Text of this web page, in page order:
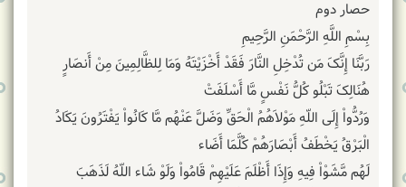
حصار دوم
بِسْمِ اللَّهِ الرَّحْمَنِ الرَّحِیمِ
رَبَّنَا إِنَّکَ مَن تُدْخِلِ النَّارَ فَقَدْ أَخْزَیْتَهُ وَمَا لِلظَّالِمِینَ مِنْ أَنصَارٍ
هُنَالِکَ تَبْلُو کُلُّ نَفْسٍ مَّا أَسْلَفَتْ
وَرُدُّواْ إِلَى اللّهِ مَوْلاَهُمُ الْحَقِّ وَضَلَّ عَنْهُم مَّا کَانُواْ یَفْتَرُونَ یَکَادُ
الْبَرْقُ یَخْطَفُ أَبْصَارَهُمْ کُلَّمَا أَضَاء
لَهُم مَّشَوْاْ فِیهِ وَإِذَا أَظْلَمَ عَلَیْهِمْ قَامُواْ وَلَوْ شَاء اللّهُ لَذَهَبَ